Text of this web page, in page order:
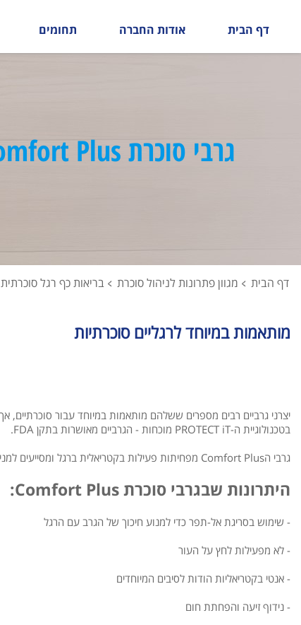
דף הבית אודות החברה תחומים
גרבי סוכרת Comfort Plus
דף הבית מגוון פתרונות לניהול סוכרת בריאות כף רגל סוכרתית
מותאמות במיוחד לרגליים סוכרתיות
בטכנולוגיית ה-PROTECT iT מוכחות - הגרביים מאושרות בתקן FDA.
גרבי הComfort Plus מפחיתות פעילות בקטריאלית ברגל ומסייעים למניעת פצעים בכפות הרגליים.
היתרונות שבגרבי סוכרת Comfort Plus:
- שימוש בסריגת אל-תפר כדי למנוע חיכוך של הגרב עם הרגל
- לא מפעילות לחץ על העור
- אנטי בקטריאליות הודות לסיבים המיוחדים
- נידוף זיעה והפחתת חום